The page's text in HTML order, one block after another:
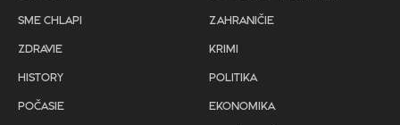
SME CHLAPI
ZDRAVIE
HISTORY
POČASIE
ZAHRANIČIE
KRIMI
POLITIKA
EKONOMIKA